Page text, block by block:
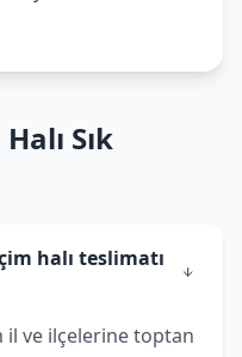
Sık
halı teslimatı
il ve ilçelerine toptan